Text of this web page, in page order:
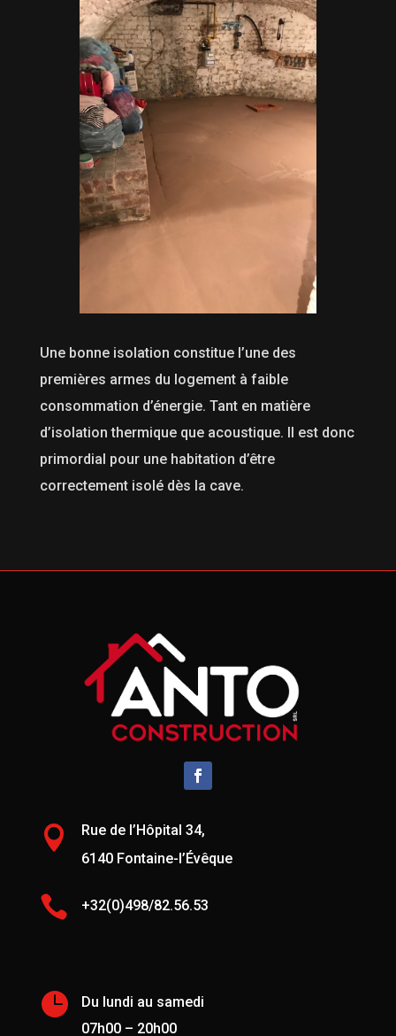
Une bonne isolation constitue l’une des
premières armes du logement à faible
consommation d’énergie. Tant en matière
d’isolation thermique que acoustique. Il est donc
primordial pour une habitation d’être
correctement isolé dès la cave.

Rue de l’Hôpital 34,
6140 Fontaine-l’Évêque
 +32(0)498/82.56.53

Du lundi au samedi
07h00 – 20h00